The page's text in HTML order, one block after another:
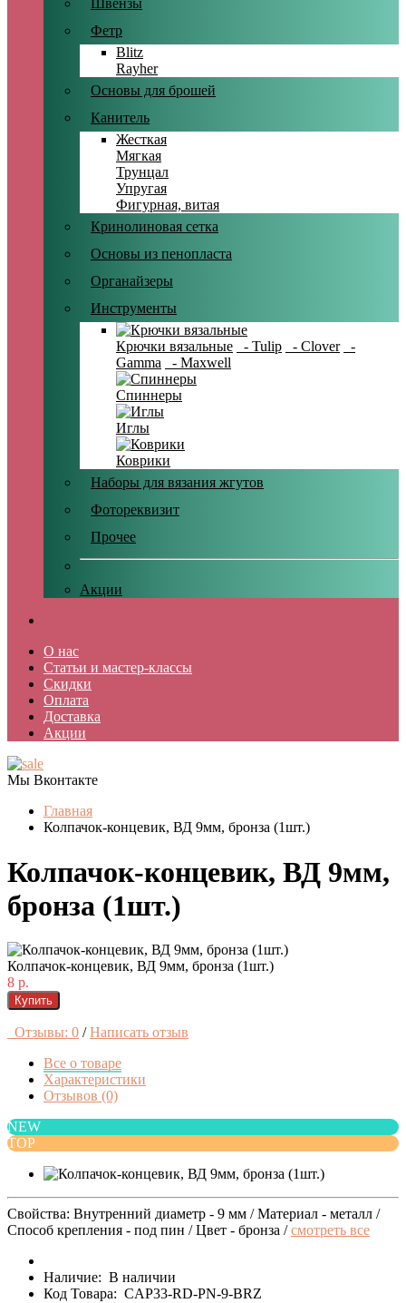
Швензы
Фетр
Blitz
Rayher
Основы для брошей
Канитель
Жесткая
Мягкая
Трунцал
Упругая
Фигурная, витая
Кринолиновая сетка
Основы из пенопласта
Органайзеры
Инструменты
Крючки вязальные - Tulip - Clover
-
Gamma
- Maxwell
Спиннеры
Иглы
Коврики
Наборы для вязания жгутов
Фотореквизит
Прочее
Акции
О нас
Статьи и мастер-классы
Скидки
Оплата
Доставка
Акции
Мы Вконтакте
Главная
Колпачок-концевик, ВД 9мм, бронза (1шт.)
Колпачок-концевик, ВД 9мм,
бронза (1шт.)
Колпачок-концевик, ВД 9мм, бронза (1шт.)
8 р.
Купить
Отзывы: 0 / Написать отзыв
Все о товаре
Характеристики
Отзывов (0)
NEW
TOP
Свойства: Внутренний диаметр - 9 мм / Материал - металл /
Способ крепления - под пин / Цвет - бронза /смотреть все
Наличие: В наличии
Код Товара: CAP33-RD-PN-9-BRZ